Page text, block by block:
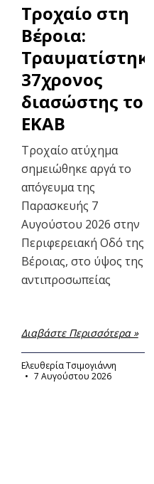
Τροχαίο στη
Βέροια:
Τραυματίστηκε
37χρονος
διασώστης του
ΕΚΑΒ
Τροχαίο ατύχημα
σημειώθηκε αργά το
απόγευμα της
Παρασκευής 7
Αυγούστου 2026 στην
Περιφερειακή Οδό της
Βέροιας, στο ύψος της
αντιπροσωπείας
Διαβάστε Περισσότερα »
Ελευθερία Τσιμογιάννη
7 Αυγούστου 2026